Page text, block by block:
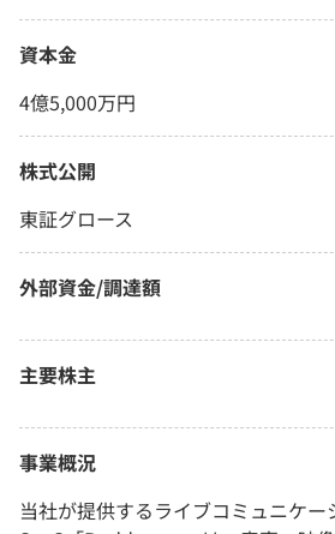
資本金
4億5,000万円
株式公開
東証グロース
外部資金/調達額
主要株主
事業概況
当社が提供するライブコミュニケー